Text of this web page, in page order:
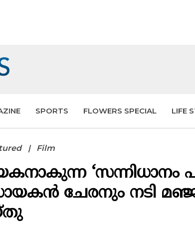
SPORTS FLOWERS SPECIAL LIFE
Film
‘സന്നിധാനം
ചേരനും നടി